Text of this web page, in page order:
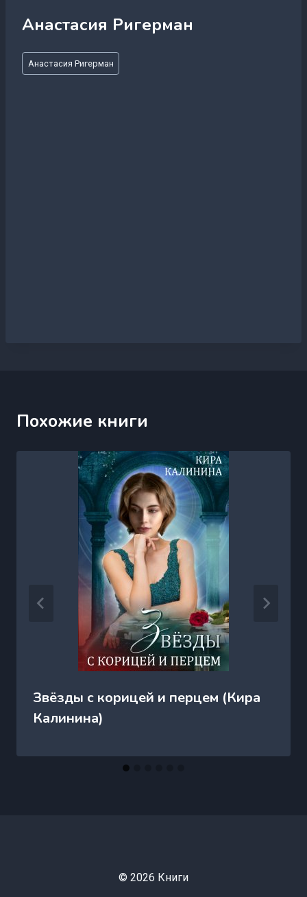
Анастасия Ригерман
Метки
записи:
Анастасия Ригерман
Похожие книги
Звёзды с корицей и перцем (Кира
Калинина)
© 2026 Книги